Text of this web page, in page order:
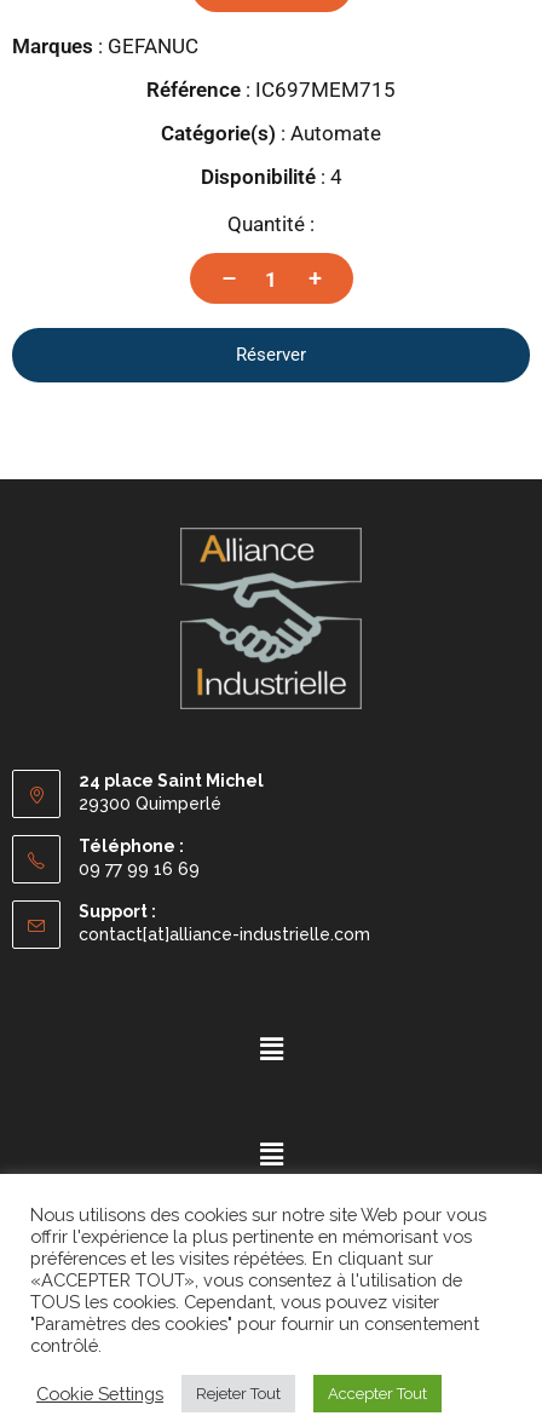
Marques : GEFANUC
Référence : IC697MEM715
Catégorie(s) : Automate
Disponibilité: 4
Quantité :
– +
Réserver
24 place Saint Michel
29300 Quimperlé
Téléphone :
09 77 99 16 69
Support :
contact[at]alliance-industrielle.com
Mention légales - ©2021.Alvaria. All Rights Reserved.
Nous utilisons des cookies sur notre site Web pour vous
offrir l'expérience la plus pertinente en mémorisant vos
préférences et les visites répétées. En cliquant sur
«ACCEPTER TOUT», vous consentez à l'utilisation de
TOUS les cookies. Cependant, vous pouvez visiter
"Paramètres des cookies" pour fournir un consentement
contrôlé.
Cookie Settings Rejeter Tout Accepter Tout